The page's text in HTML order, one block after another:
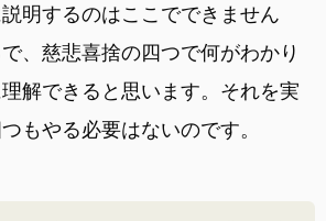
明するのはここでできません
、慈悲喜捨の四つで何がわかり
解できると思います。それを実
もやる必要はないのです。